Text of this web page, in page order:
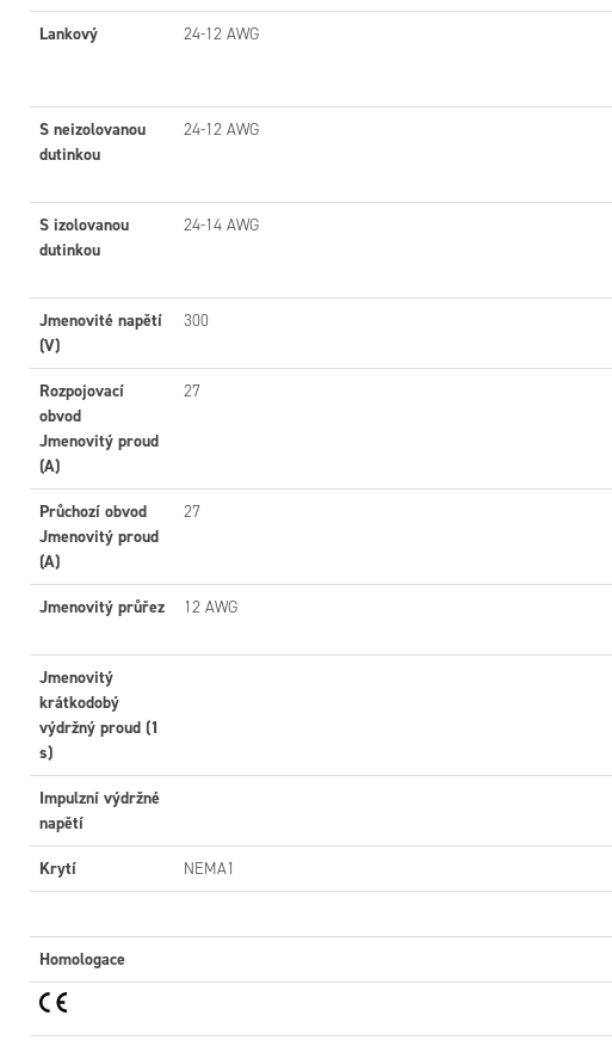
Lankový 24-12 AWG
S neizolovanou
dutinkou
24-12 AWG
S izolovanou
dutinkou
24-14 AWG
Jmenovité napětí
(V)
300
Rozpojovací
obvod
Jmenovitý proud
(A)
27
Průchozí obvod
Jmenovitý proud
(A)
27
Jmenovitý průřez 12 AWG
Jmenovitý
krátkodobý
výdržný proud (1
s)
Impulzní výdržné
napětí
Krytí NEMA1
Homologace